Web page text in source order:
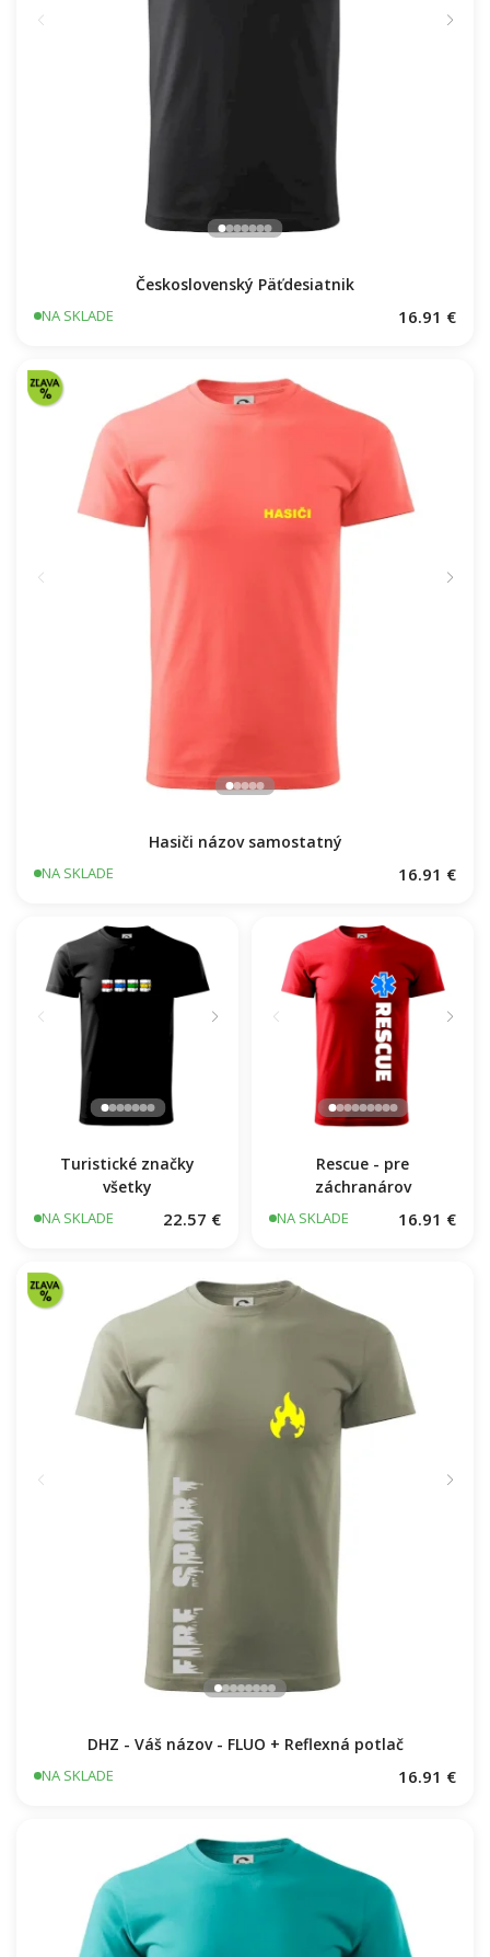
NA SKLADE
Hasiči názov samostatný
NA SKLADE 16.91 €
Turistické značky
všetky
NA SKLADE
Rescue - pre
záchranárov
NA SKLADE 16.91 €
DHZ - Váš názov - FLUO + Reflexná potlač
NA SKLADE 16.91 €